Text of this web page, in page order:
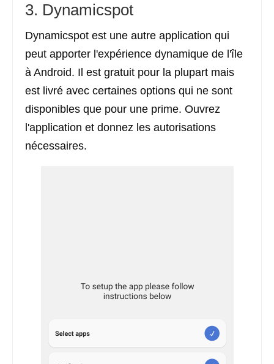
3. Dynamicspot
Dynamicspot est une autre application qui
peut apporter l'expérience dynamique de l'île
à Android. Il est gratuit pour la plupart mais
est livré avec certaines options qui ne sont
disponibles que pour une prime. Ouvrez
l'application et donnez les autorisations
nécessaires.